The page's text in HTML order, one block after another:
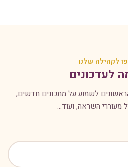
לקהילה שלנו
לעדכונים
לשמוע על מתכונים חדשים,
מעוררי השראה, ועוד...